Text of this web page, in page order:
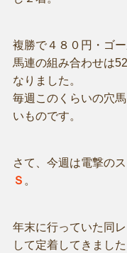
複勝で４８０円・ゴ
馬連の組み合わせは
なりました。
毎週このくらいの穴
いものです。
さて、今週は電撃の
Ｓ 。
年末に行っていた同
して定着してきました